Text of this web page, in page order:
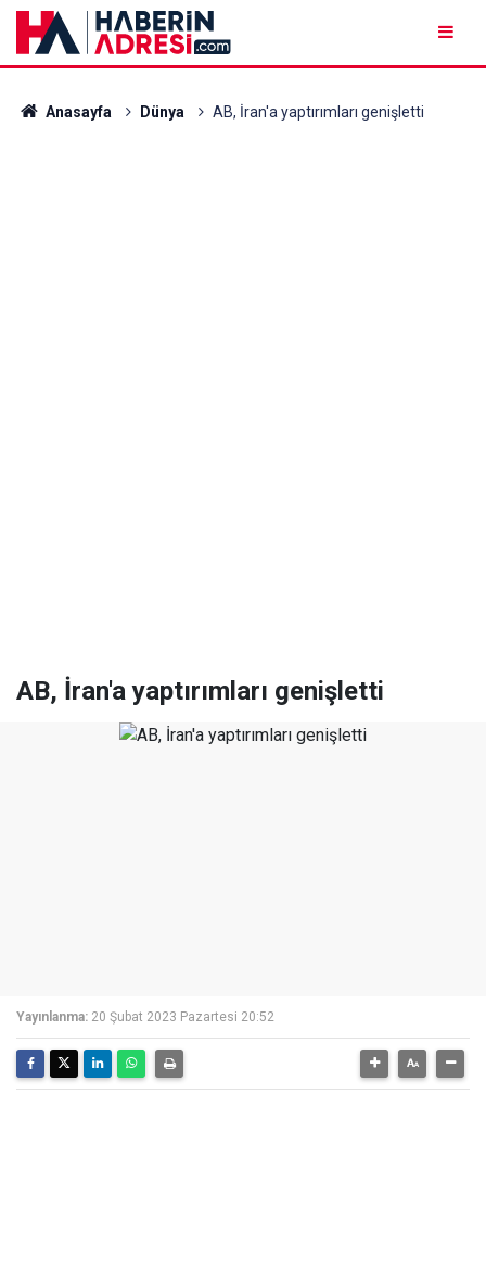
Anasayfa Dünya AB, İran'a yaptırımları genişletti
AB, İran'a yaptırımları genişletti
Yayınlanma: 20 Şubat 2023 Pazartesi 20:52